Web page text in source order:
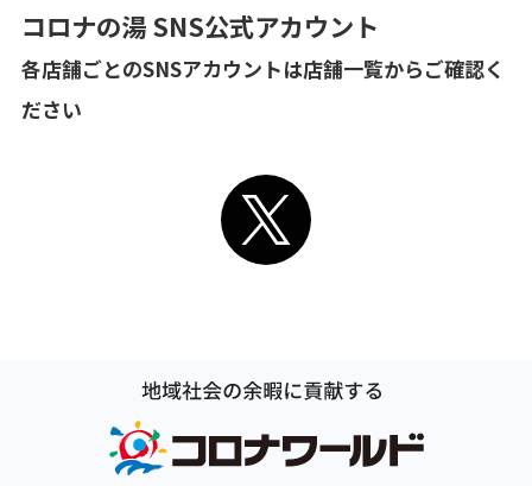
コロナの湯 SNS公式アカウント
各店舗ごとのSNSアカウントは店舗一覧からご確認く
ださい